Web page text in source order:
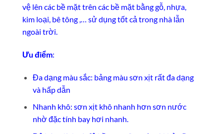
vệ lên các bề mặt trên các bề mặt bằng gỗ, nhựa,
kim loại, bê tông ,… sử dụng tốt cả trong nhà lẫn
ngoài trời.
Ưu điểm:
Đa dạng màu sắc: bảng màu sơn xịt rất đa dạng
và hấp dẫn
Nhanh khô: sơn xịt khô nhanh hơn sơn nước
nhờ đặc tính bay hơi nhanh.